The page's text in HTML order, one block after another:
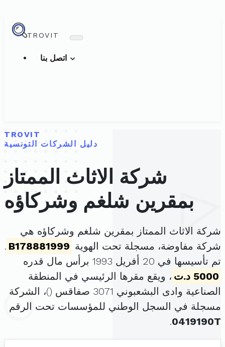
TROVIT
TROVIT
دليل الشركات التونسية
شركة الاثاث الممتاز
بمقرين شلغم وشركاؤه
شركة الاثاث الممتاز بمقرين شلغم وشركاؤه هي
شركة مفاوضة، مسجلة تحت الهوية B178881999
.
تم تأسيسها في 20 أفريل 1993 برأس مال قدره
5000 د.ت
، ويقع مقرها الرئيسي في المنطقة
الصناعية وادى البشعبوني 3071 صفاقس (
)، الشركة
مسجلة في السجل الوطني للمؤسسات تحت الرقم
0419190T
.